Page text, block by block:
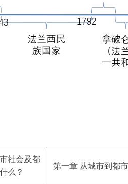
社会及都
么？
第一章 从城市到都